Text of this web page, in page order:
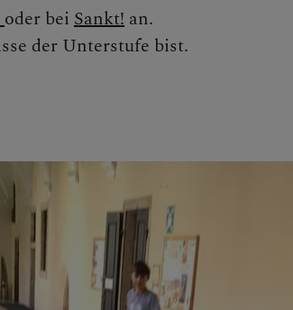
oder bei Sankt! an.
der Unterstufe bist.